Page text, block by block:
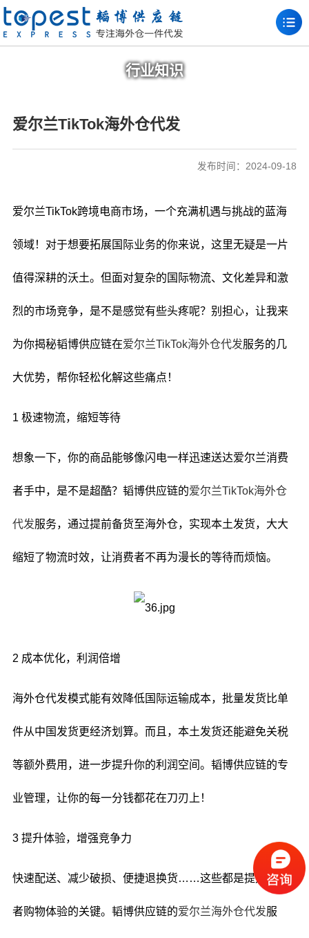
行业知识
爱尔兰TikTok海外仓代发
发布时间：2024-09-18
爱尔兰TikTok跨境电商市场，一个充满机遇与挑战的蓝海
领域！对于想要拓展国际业务的你来说，这里无疑是一片
值得深耕的沃土。但面对复杂的国际物流、文化差异和激
烈的市场竞争，是不是感觉有些头疼呢？别担心，让我来
为你揭秘韬博供应链在爱尔兰TikTok海外仓代发服务的几
大优势，帮你轻松化解这些痛点！
1 极速物流，缩短等待
想象一下，你的商品能够像闪电一样迅速送达爱尔兰消费
者手中，是不是超酷？韬博供应链的爱尔兰TikTok海外仓
代发服务，通过提前备货至海外仓，实现本土发货，大大
缩短了物流时效，让消费者不再为漫长的等待而烦恼。
2 成本优化，利润倍增
海外仓代发模式能有效降低国际运输成本，批量发货比单
件从中国发货更经济划算。而且，本土发货还能避免关税
等额外费用，进一步提升你的利润空间。韬博供应链的专
业管理，让你的每一分钱都花在刀刃上！
3 提升体验，增强竞争力
快速配送、减少破损、便捷退换货……这些都是提升消费
者购物体验的关键。韬博供应链的爱尔兰海外仓代发服